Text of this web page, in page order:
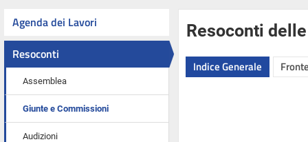
Agenda dei Lavori
Resoconti
Assemblea
Giunte e Commissioni
Audizioni
Resoconti
Indice Generale